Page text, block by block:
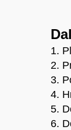
1.
2.
3.
4.
5.
6.